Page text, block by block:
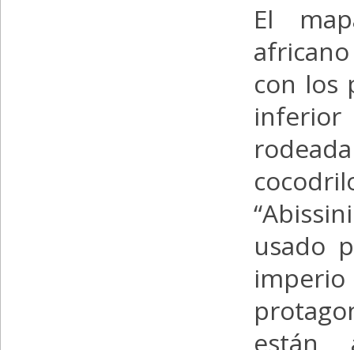
El
con los
usado
imperio
están